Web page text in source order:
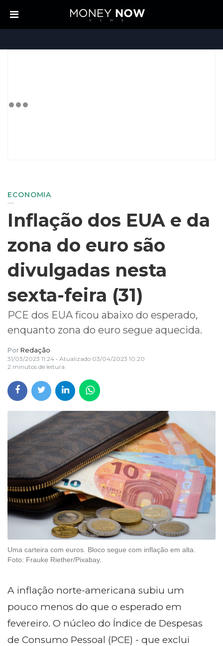
ECONOMIA
Inflação dos EUA e da
zona do euro são
divulgadas nesta
sexta-feira (31)
PCE dos EUA ficou abaixo do esperado,
enquanto zona do euro segue aquecida.
Por Redação
31/03/2023 11:24 • Atualizado 03/04/2023 10:20
2 minutos de leitura
Uma carteira com euros. Bloco segue com inflação em alta.
Foto: Frauke Riether/Pixabay.
A inflação norte-americana subiu um
pouco menos do que o esperado em
fevereiro. O núcleo do Índice de Despesas
de Consumo Pessoal (PCE) - que exclui